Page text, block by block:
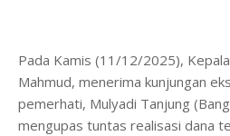
​Pada Kamis (11/12/2025),
Mahmud, menerima kunjungan
pemerhati, Mulyadi Tanjung
mengupas tuntas realisasi dana